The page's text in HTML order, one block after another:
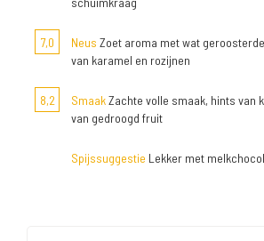
7,0 Neus Zoet aroma met wat
van karamel en rozijnen
8,2 SmaakZachte volle smaak, hints van
van gedroogd fruit
Spijssuggestie Lekker met